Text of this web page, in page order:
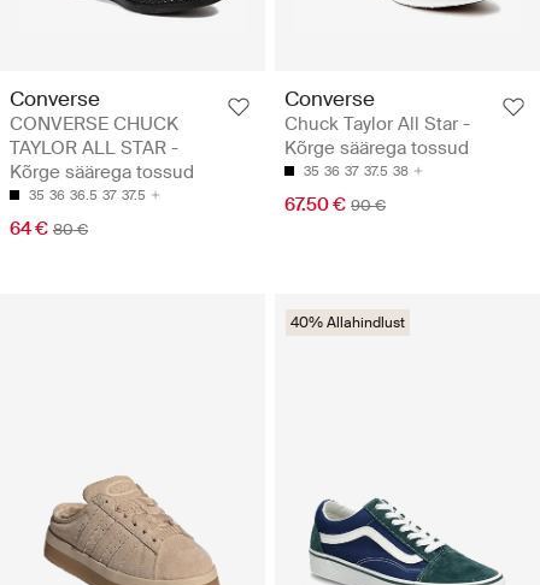
Converse
CONVERSE CHUCK
TAYLOR ALL STAR -
Kõrge säärega tossud
35 36 36.5 37 37.5
64 € 80 €
Converse
Chuck Taylor All Star -
Kõrge säärega tossud
35 36 37 37.5 38
67.50 € 90 €
40% Allahindlust